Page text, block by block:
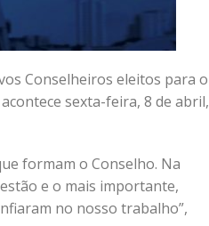
Conselheiros eleitos para o
sexta-feira, 8 de abril,
formam o Conselho. Na
e o mais importante,
no nosso trabalho”,